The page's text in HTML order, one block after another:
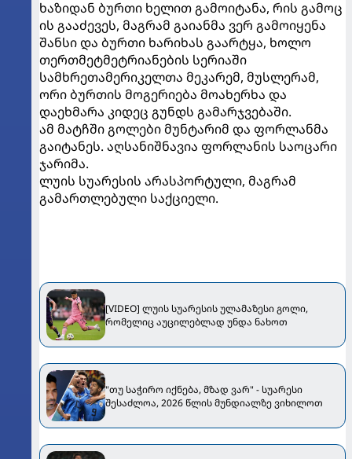
ხაზიდან ბურთი ხელით გამოიტანა, რის გამოც
ის გააძევეს, მაგრამ გაიანმა ვერ გამოიყენა
შანსი და ბურთი ხარიხას გაარტყა, ხოლო
თერთმეტმეტრიანების სერიაში
სამხრეთამერიკელთა მეკარემ, მუსლერამ,
ორი ბურთის მოგერიება მოახერხა და
დაეხმარა კიდეც გუნდს გამარჯვებაში.
ამ მატჩში გოლები მუნტარიმ და ფორლანმა
გაიტანეს. აღსანიშნავია ფორლანის საოცარი
ჯარიმა.
ლუის სუარესის არასპორტული, მაგრამ
გამართლებული საქციელი.
[VIDEO] ლუის სუარესის ულამაზესი გოლი,
რომელიც აუცილებლად უნდა ნახოთ
"თუ საჭირო იქნება, მზად ვარ" - სუარესი
შესაძლოა, 2026 წლის მუნდიალზე ვიხილოთ